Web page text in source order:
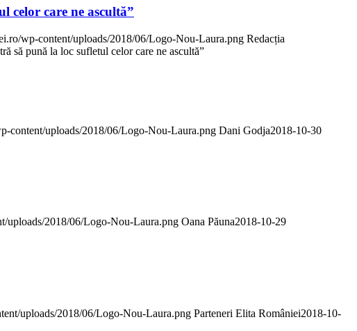
celor care ne ascultă”
wp-content/uploads/2018/06/Logo-Nou-Laura.png Redacția
să pună la loc sufletul celor care ne ascultă”
content/uploads/2018/06/Logo-Nou-Laura.png Dani Godja2018-10-30
uploads/2018/06/Logo-Nou-Laura.png Oana Păuna2018-10-29
uploads/2018/06/Logo-Nou-Laura.png Parteneri Elita României2018-10-